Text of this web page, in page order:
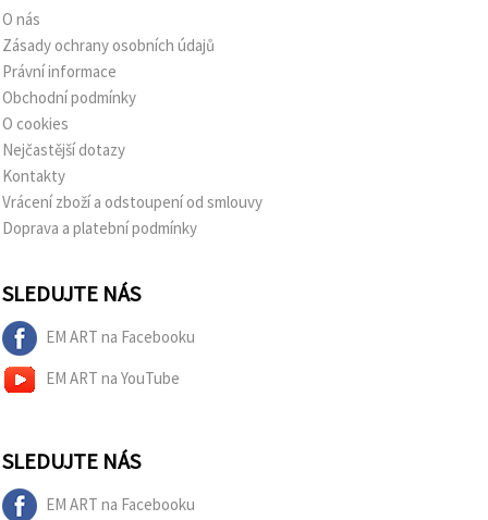
O nás
Zásady ochrany osobních údajů
Právní informace
Obchodní podmínky
O cookies
Nejčastější dotazy
Kontakty
Vrácení zboží a odstoupení od smlouvy
Doprava a platební podmínky
SLEDUJTE NÁS
EM ART na Facebooku
EM ART na YouTube
SLEDUJTE NÁS
EM ART na Facebooku